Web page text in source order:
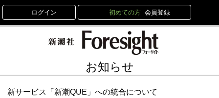
ログイン 初めての方 会員登録
お知らせ
新サービス「新潮QUE」への統合について